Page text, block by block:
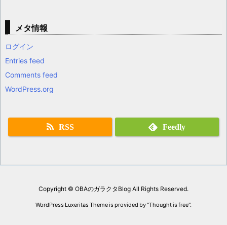
メタ情報
ログイン
Entries feed
Comments feed
WordPress.org
RSS Feedly
Copyright © OBAのガラクタBlog All Rights Reserved.
WordPress Luxeritas Theme is provided by "Thought is free".